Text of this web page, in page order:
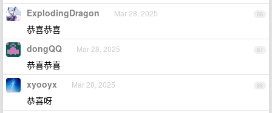
86
ExplodingDragon Mar 28, 2025
恭喜恭喜
87
dongQQ Mar 28, 2025
恭喜恭喜
88
xyooyx Mar 28, 2025
恭喜呀